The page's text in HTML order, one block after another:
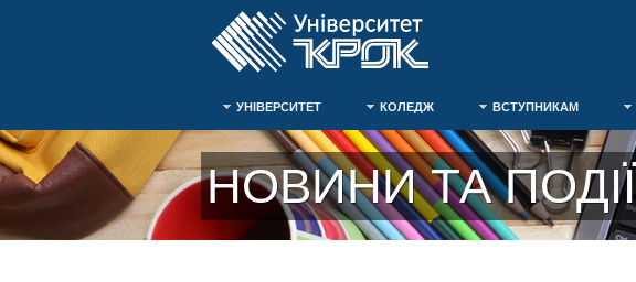
УНІВЕРСИТЕТ КОЛЕДЖ ВСТУПНИКАМ
НОВИНИ ТА ПОДІЇ